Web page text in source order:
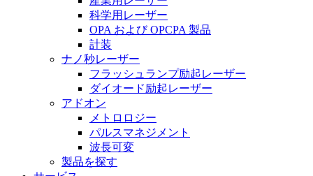
科学用レーザー
OPA および OPCPA 製品
計装
ナノ秒レーザー
フラッシュランプ励起レーザー
ダイオード励起レーザー
アドオン
メトロロジー
パルスマネジメント
波長可変
製品を探す